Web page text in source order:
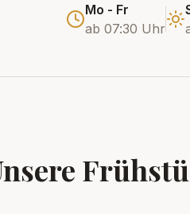
Mo - Fr
ab 07:30 Uhr